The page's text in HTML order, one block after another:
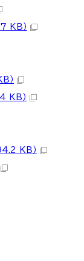
KB）
）
KB）
KB）